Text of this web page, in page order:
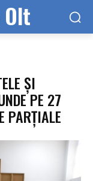
ŞI
PE 27
PARŢIALE